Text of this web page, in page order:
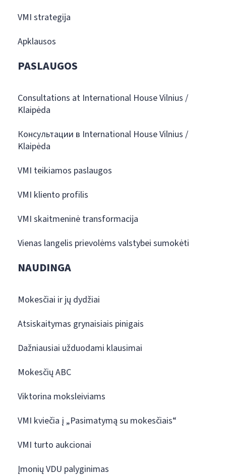
VMI strategija
Apklausos
PASLAUGOS
Consultations at International House Vilnius /
Klaipėda
Консультации в International House Vilnius /
Klaipėda
VMI teikiamos paslaugos
VMI kliento profilis
VMI skaitmeninė transformacija
Vienas langelis prievolėms valstybei sumokėti
NAUDINGA
Mokesčiai ir jų dydžiai
Atsiskaitymas grynaisiais pinigais
Dažniausiai užduodami klausimai
Mokesčių ABC
Viktorina moksleiviams
VMI kviečia į „Pasimatymą su mokesčiais“
VMI turto aukcionai
Įmonių VDU palyginimas